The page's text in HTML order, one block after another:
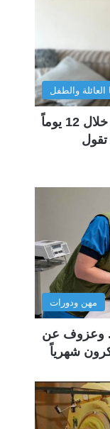
العائلة والطفل
شقة تُباع في ستوكهولم مرتين خلال 12 يوماً
تقول
مهن ودورات
وعزوف عن